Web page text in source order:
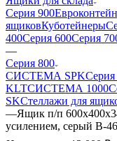
Серия 900
ящиковКуботейнеры
400Серия 600Серия
—
Серия 800
СИСТЕМА SPKСерия
KLTСИСТЕМА 1000
SKСтеллажи для
—Ящик п/п
усилением, серый B-